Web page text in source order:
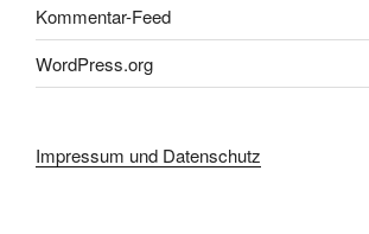
Kommentar-Feed
WordPress.org
Impressum und Datenschutz